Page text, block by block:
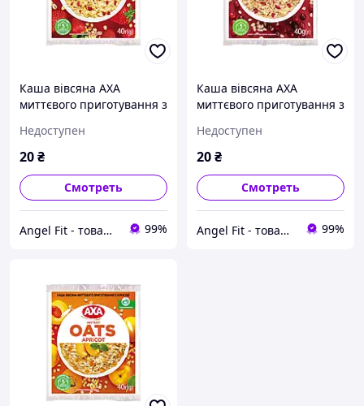
Каша вівсяна АХА
миттєвого приготування з
Недоступен
20₴
Смотреть
Angel Fit - товари для здоров'я, спорту та активного життя 99%
Каша вівсяна АХА
миттєвого приготування з
Недоступен
20₴
Смотреть
Angel Fit - товари для здоров'я, спорту та активного життя 99%